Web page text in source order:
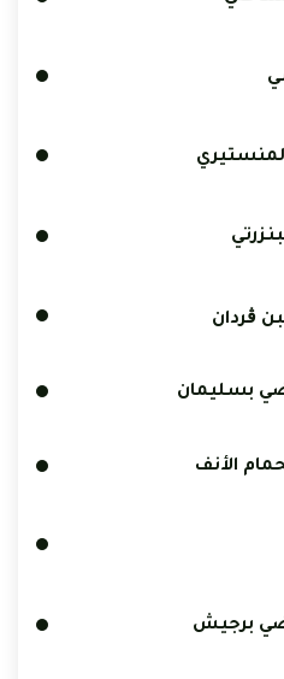
ڨردان
بسليمان
الأنف
برجيش